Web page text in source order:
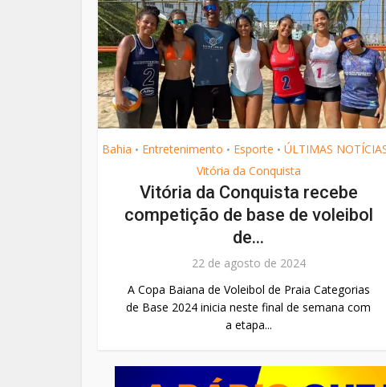
Bahia • Entretenimento • Esporte • ÚLTIMAS
Vitória da Conquista
Vitória da Conquista recebe
competição de base de voleibol
de...
22 de agosto de 2024
A Copa Baiana de Voleibol de Praia Categorias
de Base 2024 inicia neste final de semana com
a etapa...